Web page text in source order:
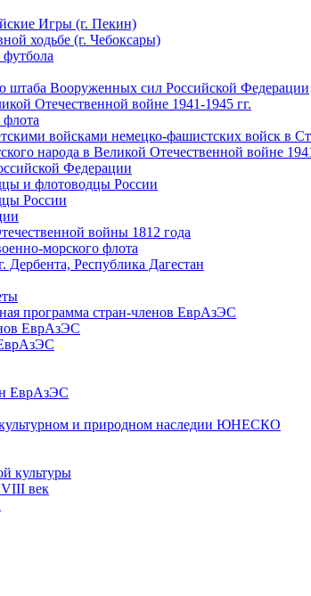
Игры (г. Пекин)
ходьбе (г. Чебоксары)
футбола
штаба Вооруженных сил Российской Федерации
Отечественной войне 1941-1945 гг.
флота
войсками немецко-фашистских войск в
народа в Великой Отечественной войне
Федерации
и флотоводцы России
России
войны 1812 года
морского флота
Дербента, Республика Дагестан
программа стран-членов ЕврАзЭС
ЕврАзЭС
ЕврАзЭС
и природном наследии ЮНЕСКО
культуры
век